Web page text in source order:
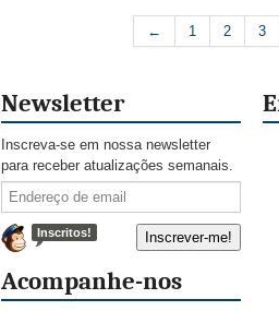
← 1 2 3
Newsletter
Inscreva-se em nossa newsletter
para receber atualizações semanais.
Inscritos!
Acompanhe-nos